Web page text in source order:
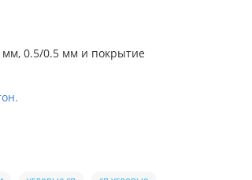
мм, 0.5/0.5 мм и покрытие